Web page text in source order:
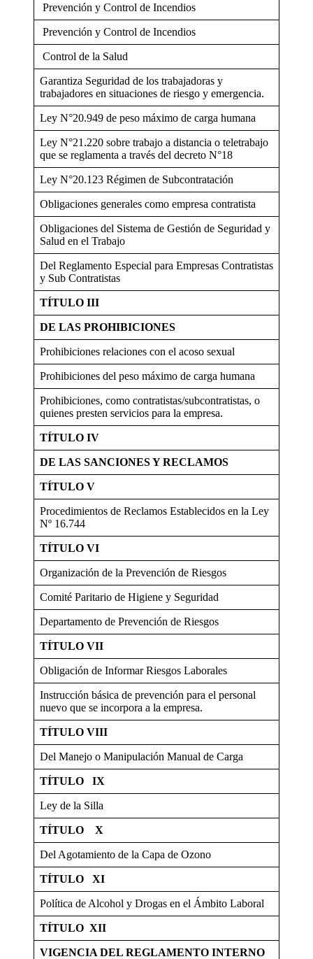
Prevención y Control de Incendios
Prevención y Control de Incendios
Control de la Salud
Garantiza Seguridad de los trabajadoras y
trabajadores en situaciones de riesgo y emergencia.
Ley N°20.949 de peso máximo de carga humana
Ley N°21.220 sobre trabajo a distancia o teletrabajo
que se reglamenta a través del decreto N°18
Ley N°20.123 Régimen de Subcontratación
Obligaciones generales como empresa contratista
Obligaciones del Sistema de Gestión de Seguridad y
Salud en el Trabajo
Del Reglamento Especial para Empresas Contratistas
y Sub Contratistas
TÍTULO III
DE LAS PROHIBICIONES
Prohibiciones relaciones con el acoso sexual
Prohibiciones del peso máximo de carga humana
Prohibiciones, como contratistas/subcontratistas, o
quienes presten servicios para la empresa.
TÍTULO IV
DE LAS SANCIONES Y RECLAMOS
TÍTULO V
Procedimientos de Reclamos Establecidos en la Ley
Nº 16.744
TÍTULO VI
Organización de la Prevención de Riesgos
Comité Paritario de Higiene y Seguridad
Departamento de Prevención de Riesgos
TÍTULO VII
Obligación de Informar Riesgos Laborales
Instrucción básica de prevención para el personal
nuevo que se incorpora a la empresa.
TÍTULO VIII
Del Manejo o Manipulación Manual de Carga
TÍTULO IX
Ley de la Silla
TÍTULO X
Del Agotamiento de la Capa de Ozono
TÍTULO XI
Política de Alcohol y Drogas en el Ámbito Laboral
TÍTULO XII
VIGENCIA DEL REGLAMENTO INTERNO